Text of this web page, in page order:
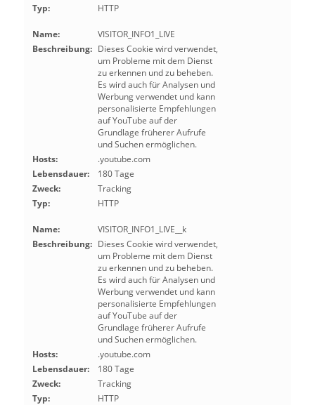
Typ:
HTTP
Name:
VISITOR_INFO1_LIVE
Beschreibung: Dieses Cookie wird verwendet,
um Probleme mit dem Dienst
zu erkennen und zu beheben.
Es wird auch für Analysen und
Werbung verwendet und kann
personalisierte Empfehlungen
auf YouTube auf der
Grundlage früherer Aufrufe
und Suchen ermöglichen.
Hosts:
.youtube.com
Lebensdauer:
180 Tage
Zweck:
Tracking
Typ:
HTTP
Name:
VISITOR_INFO1_LIVE__k
Beschreibung: Dieses Cookie wird verwendet,
um Probleme mit dem Dienst
zu erkennen und zu beheben.
Es wird auch für Analysen und
Werbung verwendet und kann
personalisierte Empfehlungen
auf YouTube auf der
Grundlage früherer Aufrufe
und Suchen ermöglichen.
Hosts:
.youtube.com
Lebensdauer:
180 Tage
Zweck:
Tracking
Typ:
HTTP